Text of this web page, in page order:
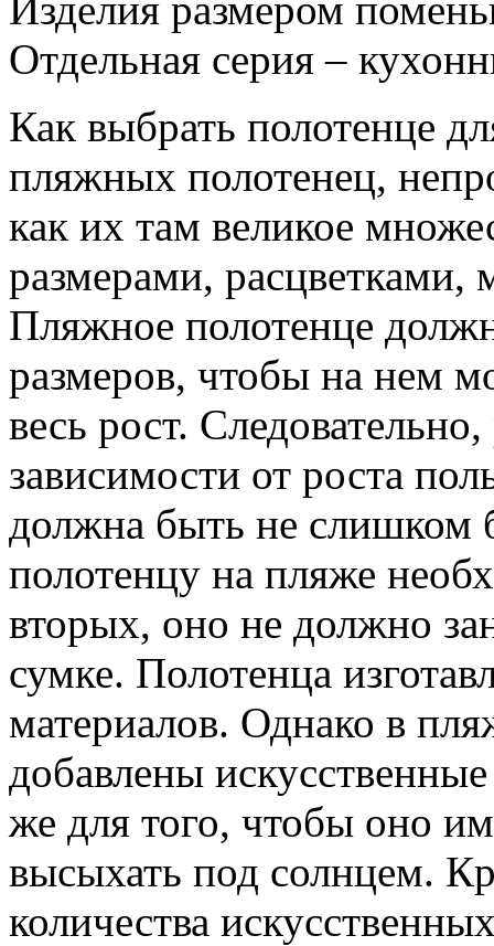
Отдельная серия –
Как выбрать полотенце
пляжных полотенец,
как их там великое
размерами, расцветками,
Пляжное полотенце
размеров, чтобы на нем
весь рост.
зависимости от роста
должна быть не
полотенцу на пляже
вторых, оно не должно
сумке. Полотенца
материалов. Однако в
добавлены
же для того, чтобы оно
высыхать под солнцем.
количества